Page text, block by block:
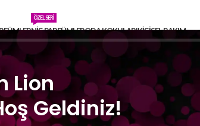
Lion
Geldiniz!
NIŞ PARFÜMLER
ÖZEL SERI
ODA KOKULARIKIŞISEL BAKIM
05 Fresh
Dieser herrliche